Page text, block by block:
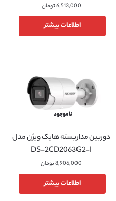
6,513,000تومان
اطلاعات بیشتر
ناموجود
دوربین مداربسته هایک ویژن مدل
DS-2CD2063G2-I
8,906,000تومان
اطلاعات بیشتر